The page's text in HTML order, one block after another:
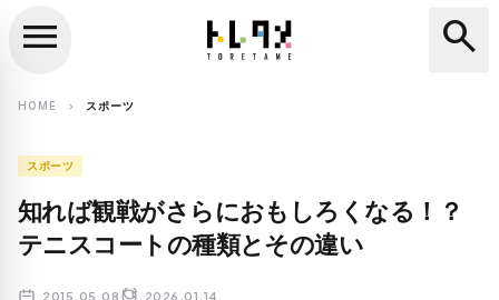
search
menu search
HOME chevron_right スポーツ
スポーツ
知れば観戦がさらにおもしろくなる！？
テニスコートの種類とその違い
2015.05.08 2026.01.14